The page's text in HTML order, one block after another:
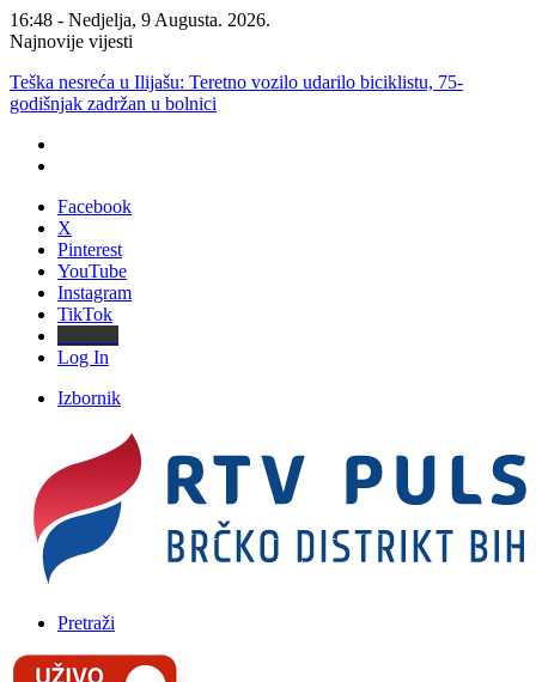
16:48 - Nedjelja, 9 Augusta. 2026.
Najnovije vijesti
Teška nesreća u Ilijašu: Teretno vozilo udarilo biciklistu, 75-
godišnjak zadržan u bolnici
Facebook
X
Pinterest
YouTube
Instagram
TikTok
Log In
Izbornik
Pretraži